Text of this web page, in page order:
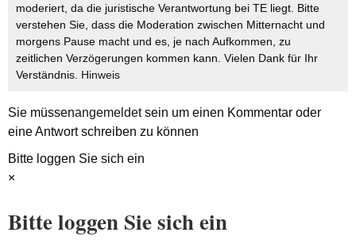
moderiert, da die juristische Verantwortung bei TE liegt. Bitte
verstehen Sie, dass die Moderation zwischen Mitternacht und
morgens Pause macht und es, je nach Aufkommen, zu
zeitlichen Verzögerungen kommen kann. Vielen Dank für Ihr
Verständnis. Hinweis
Sie müssenangemeldetsein um einen Kommentar oder
eine Antwort schreiben zu können
Bitte loggen Sie sich ein
×
Bitte loggen Sie sich ein